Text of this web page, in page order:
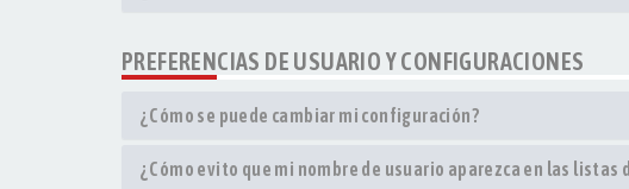
PREFERENCIAS DE USUARIO Y CONFIGURACIONES
¿Cómo se puede cambiar mi configuración?
¿Cómo evito que mi nombre de usuario aparezca en las listas